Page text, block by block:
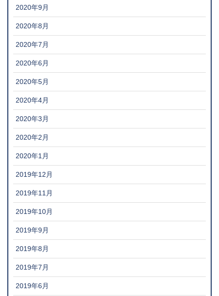
2020年9月
2020年8月
2020年7月
2020年6月
2020年5月
2020年4月
2020年3月
2020年2月
2020年1月
2019年12月
2019年11月
2019年10月
2019年9月
2019年8月
2019年7月
2019年6月